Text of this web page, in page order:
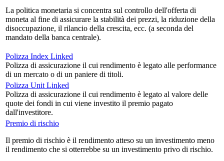
La politica monetaria si concentra sul controllo dell'offerta di
moneta al fine di assicurare la stabilità dei prezzi, la riduzione della
disoccupazione, il rilancio della crescita, ecc. (a seconda del
mandato della banca centrale).
Polizza Index Linked
Polizza di assicurazione il cui rendimento è legato alle performance
di un mercato o di un paniere di titoli.
Polizza Unit Linked
Polizza di assicurazione il cui rendimento è legato al valore delle
quote dei fondi in cui viene investito il premio pagato
dall'investitore.
Premio di rischio
Il premio di rischio è il rendimento atteso su un investimento meno
il rendimento che si otterrebbe su un investimento privo di rischio.